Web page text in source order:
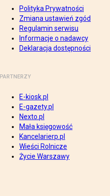
Polityka Prywatności
Zmiana ustawień zgód
Regulamin serwisu
Informacje o nadawcy
Deklaracja dostępności
PARTNERZY
E-kiosk.pl
E-gazety.pl
Nexto.pl
Mała księgowość
Kancelarierp.pl
Wieści Rolnicze
Życie Warszawy